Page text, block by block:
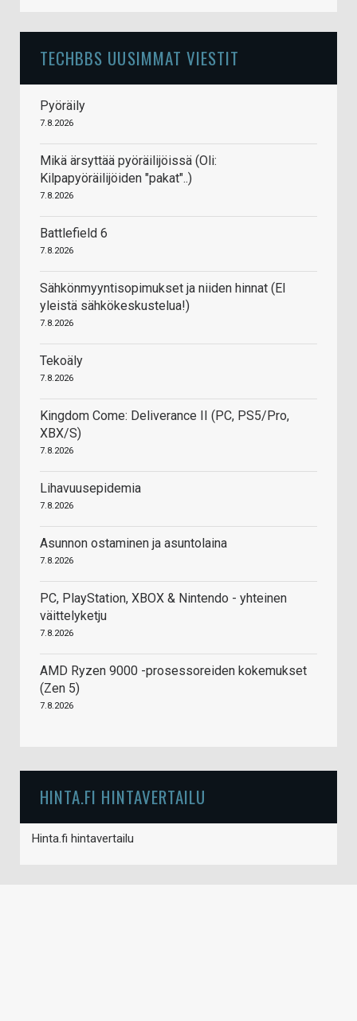
TECHBBS UUSIMMAT VIESTIT
Pyöräily
7.8.2026
Mikä ärsyttää pyöräilijöissä (Oli:
Kilpapyöräilijöiden "pakat"..)
7.8.2026
Battlefield 6
7.8.2026
Sähkönmyyntisopimukset ja niiden hinnat (EI
yleistä sähkökeskustelua!)
7.8.2026
Tekoäly
7.8.2026
Kingdom Come: Deliverance II (PC, PS5/Pro,
XBX/S)
7.8.2026
Lihavuusepidemia
7.8.2026
Asunnon ostaminen ja asuntolaina
7.8.2026
PC, PlayStation, XBOX & Nintendo - yhteinen
väittelyketju
7.8.2026
AMD Ryzen 9000 -prosessoreiden kokemukset
(Zen 5)
7.8.2026
HINTA.FI HINTAVERTAILU
Hinta.fi hintavertailu